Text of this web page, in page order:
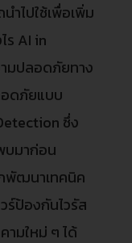
ำไปใช้เพื่อเพิ่ม
ร AI in
มปลอดภัยทาง
อดภัยแบบ
ซึ่ง
บมาก่อน
พัฒนาเทคนิค
ร์ป้องกันไวรัส
มใหม่ ๆ ได้